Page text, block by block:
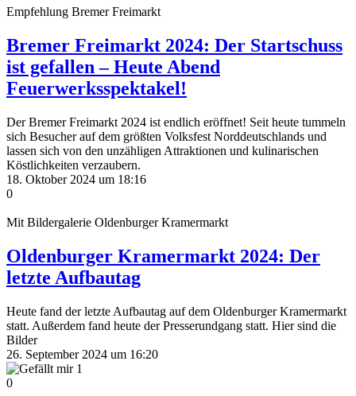
Empfehlung Bremer Freimarkt
Bremer Freimarkt 2024: Der Startschuss
ist gefallen – Heute Abend
Feuerwerksspektakel!
Der Bremer Freimarkt 2024 ist endlich eröffnet! Seit heute tummeln
sich Besucher auf dem größten Volksfest Norddeutschlands und
lassen sich von den unzähligen Attraktionen und kulinarischen
Köstlichkeiten verzaubern.
18. Oktober 2024 um 18:16
0
Mit Bildergalerie Oldenburger Kramermarkt
Oldenburger Kramermarkt 2024: Der
letzte Aufbautag
Heute fand der letzte Aufbautag auf dem Oldenburger Kramermarkt
statt. Außerdem fand heute der Presserundgang statt. Hier sind die
Bilder
26. September 2024 um 16:20
1
0